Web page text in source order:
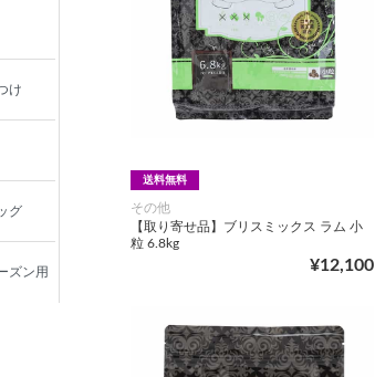
け
グ
ズン用
リー
送料無料
その他
【取り寄せ品】ブリスミックス ラム 小
粒 6.8kg
¥12,100